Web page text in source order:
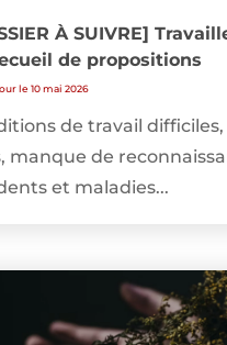
À SUIVRE]
de propositions
le 10 mai 2026
de travail
manque de
et maladies...